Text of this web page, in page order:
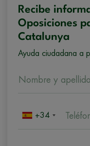
Recibe
Oposiciones
Catalunya
Ayuda ciudadana a
Nombre y
+34